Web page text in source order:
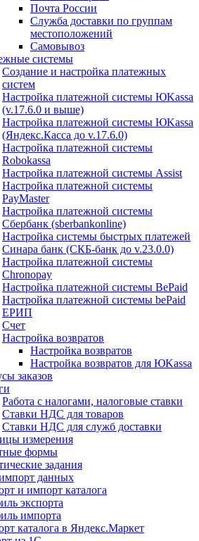
Почта России
Служба доставки по группам
местоположений
Самовывоз
системы
Создание и настройка платежных
систем
Настройка платежной системы ЮKassa
(v.17.6.0 и выше)
Настройка платежной системы ЮKassa
(Яндекс.Касса до v.17.6.0)
Настройка платежной системы
Robokassa
Настройка платежной системы Assist
Настройка платежной системы
PayMaster
Настройка платежной системы
Сбербанк (sberbankonline)
Настройка системы быстрых платежей
Синара банк (СКБ-банк до v.23.0.0)
Настройка платежной системы
Chronopay
Настройка платежной системы BePaid
Настройка платежной системы bePaid
ЕРИП
Счет
Настройка возвратов
Настройка возвратов
Настройка возвратов для ЮKassa
заказов
Работа с налогами, налоговые ставки
Ставки НДС для товаров
Ставки НДС для служб доставки
измерения
формы
задания
данных
и импорт каталога
экспорта
импорта
каталога в Яндекс.Маркет